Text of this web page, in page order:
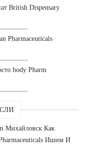
British Dispensary
Pharmaceuticals
body Pharm
Михайловск Как
Ишим И